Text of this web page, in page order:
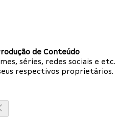
de Conteúdo
séries, redes sociais e etc.
respectivos proprietários.